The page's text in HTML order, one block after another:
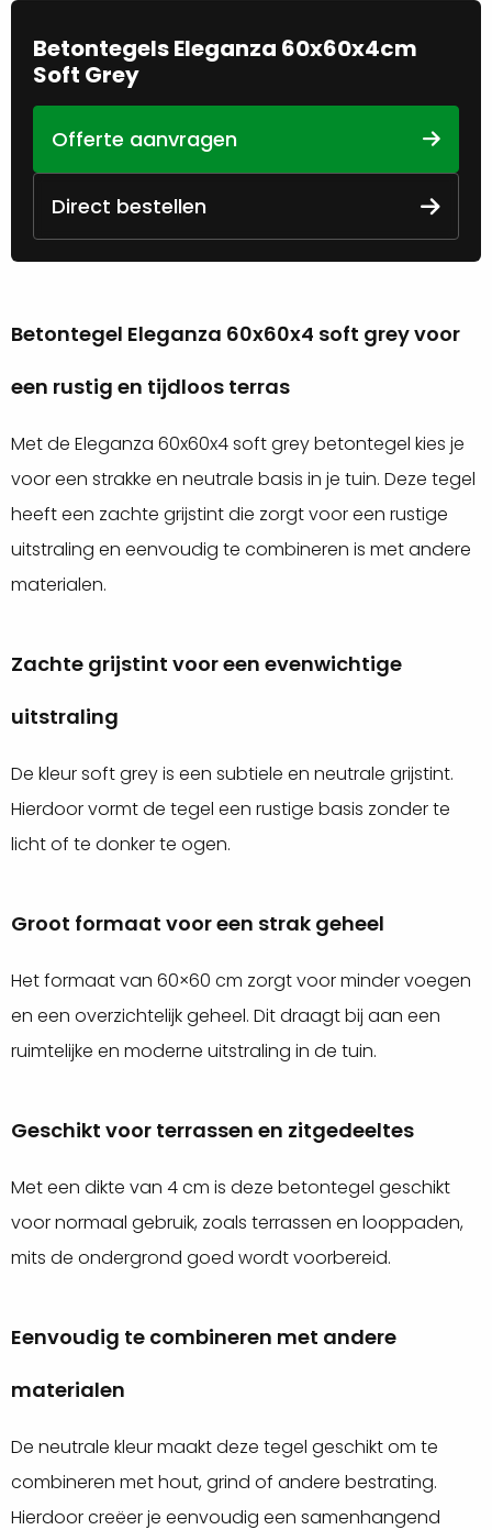
Betontegels Eleganza 60x60x4cm
Soft Grey
Offerte aanvragen
Direct bestellen
Betontegel Eleganza 60x60x4 soft grey voor
een rustig en tijdloos terras
Met de Eleganza 60x60x4 soft grey betontegel kies je
voor een strakke en neutrale basis in je tuin. Deze tegel
heeft een zachte grijstint die zorgt voor een rustige
uitstraling en eenvoudig te combineren is met andere
materialen.
Zachte grijstint voor een evenwichtige
uitstraling
De kleur soft grey is een subtiele en neutrale grijstint.
Hierdoor vormt de tegel een rustige basis zonder te
licht of te donker te ogen.
Groot formaat voor een strak geheel
Het formaat van 60×60 cm zorgt voor minder voegen
en een overzichtelijk geheel. Dit draagt bij aan een
ruimtelijke en moderne uitstraling in de tuin.
Geschikt voor terrassen en zitgedeeltes
Met een dikte van 4 cm is deze betontegel geschikt
voor normaal gebruik, zoals terrassen en looppaden,
mits de ondergrond goed wordt voorbereid.
Eenvoudig te combineren met andere
materialen
De neutrale kleur maakt deze tegel geschikt om te
combineren met hout, grind of andere bestrating.
Hierdoor creëer je eenvoudig een samenhangend